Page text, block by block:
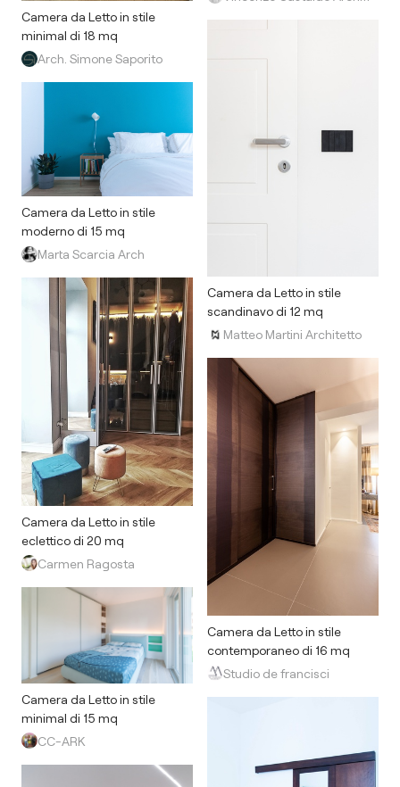
Camera da Letto in stile
minimal di 18 mq
Arch. Simone Saporito
Camera da Letto in stile
moderno di 15 mq
Marta Scarcia Arch
Camera da Letto in stile
eclettico di 20 mq
Carmen Ragosta
Camera da Letto in stile
minimal di 15 mq
CC-ARK
Camera da Letto in stile
scandinavo di 12 mq
Matteo Martini Architetto
Camera da Letto in stile
contemporaneo di 16 mq
Studio de francisci